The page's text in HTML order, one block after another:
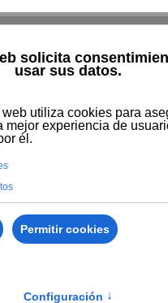
Biblioteca y
por año
solar:
y el medio